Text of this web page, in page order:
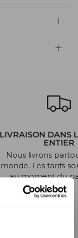
LIVRAISON DANS
ENTIER
Nous livrons
monde. Les tarifs
au moment du